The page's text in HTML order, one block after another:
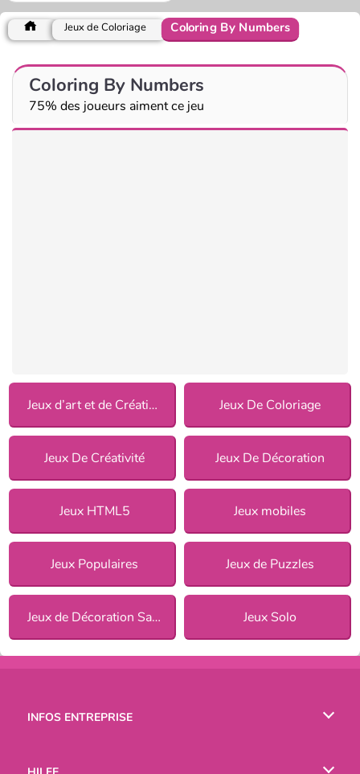
Jeux de Coloriage Coloring By Numbers
Coloring By Numbers
75% des joueurs aiment ce jeu
Jeux d’art et de Créativité Jeux De Coloriage
Jeux De Créativité Jeux De Décoration
Jeux HTML5 Jeux mobiles
Jeux Populaires Jeux de Puzzles
Jeux de Décoration Salon pour Filles Jeux Solo
INFOS ENTREPRISE